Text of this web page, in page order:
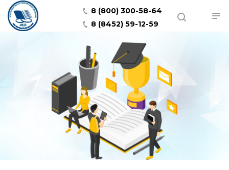
8 (800) 300-58-64
8 (8452) 59-12-59